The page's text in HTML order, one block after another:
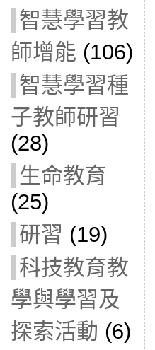
智慧學習教
師增能 (106)
智慧學習種
子教師研習
(28)
生命教育
(25)
研習 (19)
科技教育教
學與學習及
探索活動 (6)